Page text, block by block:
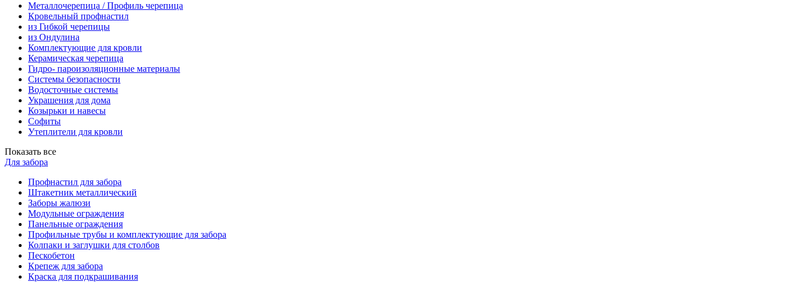
Металлочерепица / Профиль черепица
Кровельный профнастил
из Гибкой черепицы
из Ондулина
Комплектующие для кровли
Керамическая черепица
Гидро- пароизоляционные материалы
Системы безопасности
Водосточные системы
Украшения для дома
Козырьки и навесы
Софиты
Утеплители для кровли
Показать все
Для забора
Профнастил для забора
Штакетник металлический
Заборы жалюзи
Модульные ограждения
Панельные ограждения
Профильные трубы и комплектующие для забора
Колпаки и заглушки для столбов
Пескобетон
Крепеж для забора
Краска для подкрашивания